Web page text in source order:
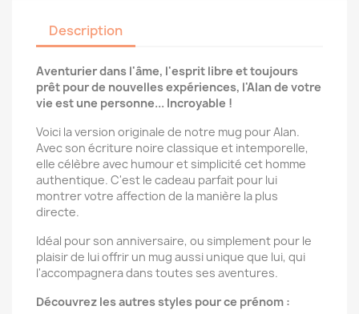
Description
Aventurier dans l'âme, l'esprit libre et toujours
prêt pour de nouvelles expériences, l'Alan de votre
vie est une personne... Incroyable !
Voici la version originale de notre mug pour Alan.
Avec son écriture noire classique et intemporelle,
elle célèbre avec humour et simplicité cet homme
authentique. C'est le cadeau parfait pour lui
montrer votre affection de la manière la plus
directe.
Idéal pour son anniversaire, ou simplement pour le
plaisir de lui offrir un mug aussi unique que lui, qui
l'accompagnera dans toutes ses aventures.
Découvrez les autres styles pour ce prénom :